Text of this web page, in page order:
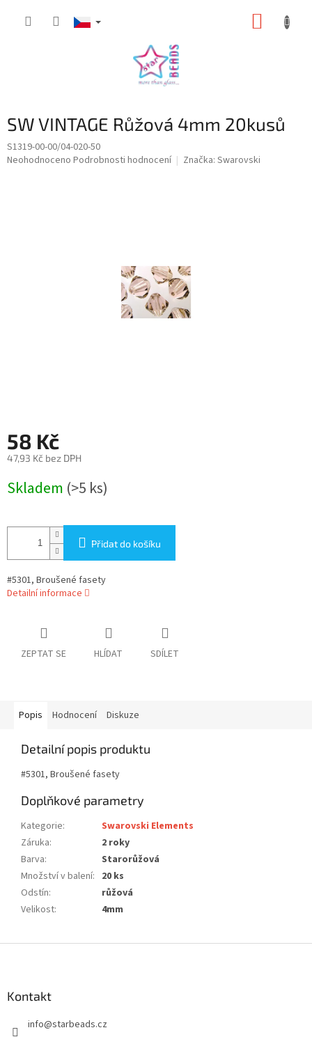
SW VINTAGE Růžová 4mm 20kusů
S1319-00-00/04-020-50
Průměrné
Neohodnoceno Podrobnosti hodnocení Značka: Swarovski
58 Kč
47,93 Kč bez DPH
cena:
Skladem (>5 ks)
Přidat do košíku
#5301, Broušené fasety
Detailní informace
ZEPTAT SE HLÍDAT SDÍLET
Popis Hodnocení Diskuze
Detailní popis produktu
#5301, Broušené fasety
Doplňkové parametry
Kategorie:
Swarovski Elements
Záruka:
2 roky
Barva:
Starorůžová
Množství v balení: 20 ks
Odstín:
růžová
Velikost: 4mm
Kontakt
info@starbeads.cz